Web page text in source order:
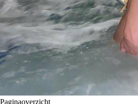
Paginaoverzicht